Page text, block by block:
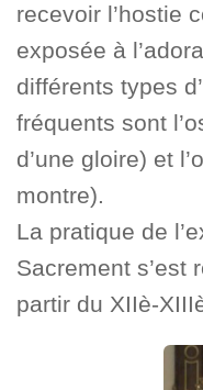
recevoir l’hostie
exposée à
différents types
fréquents sont
d’une gloire) et
montre).
La pratique de
Sacrement s’est
partir du XIIè-